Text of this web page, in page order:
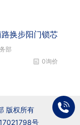
换步阳门锁芯
部
0询价
版权所有
号